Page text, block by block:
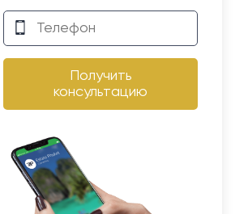
Получить
консультацию